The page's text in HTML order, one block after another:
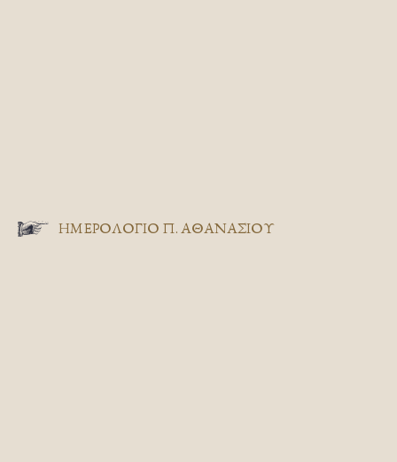
ΗΜΕΡΟΛΟΓΙΟ Π. ΑΘΑΝΑΣΙΟΥ